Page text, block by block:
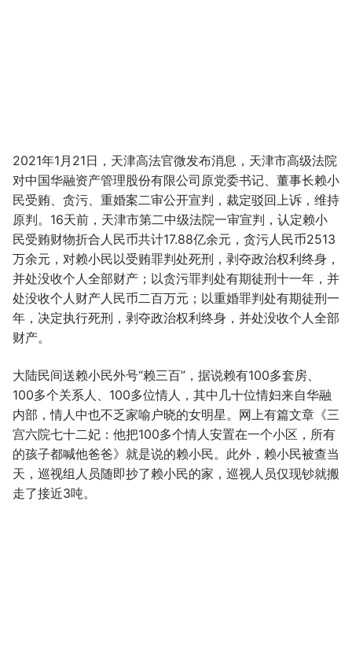
2021年1月21日，天津高法官微发布消息，天津市高级法院
对中国华融资产管理股份有限公司原党委书记、董事长赖小
民受贿、贪污、重婚案二审公开宣判，裁定驳回上诉，维持
原判。16天前，天津市第二中级法院一审宣判，认定赖小
民受贿财物折合人民币共计17.88亿余元，贪污人民币2513
万余元，对赖小民以受贿罪判处死刑，剥夺政治权利终身，
并处没收个人全部财产；以贪污罪判处有期徒刑十一年，并
处没收个人财产人民币二百万元；以重婚罪判处有期徒刑一
年，决定执行死刑，剥夺政治权利终身，并处没收个人全部
财产。
大陆民间送赖小民外号“赖三百”，据说赖有100多套房、
100多个关系人、100多位情人，其中几十位情妇来自华融
内部，情人中也不乏家喻户晓的女明星。网上有篇文章《三
宫六院七十二妃：他把100多个情人安置在一个小区，所有
的孩子都喊他爸爸》就是说的赖小民。此外，赖小民被查当
天，巡视组人员随即抄了赖小民的家，巡视人员仅现钞就搬
走了接近3吨。